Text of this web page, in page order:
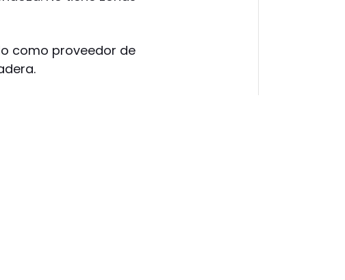
como proveedor de